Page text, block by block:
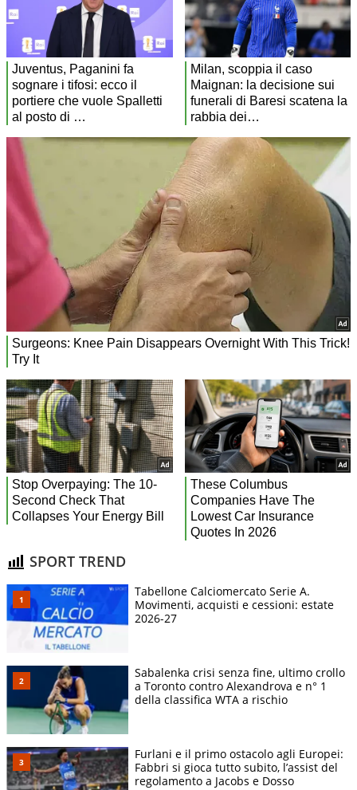
SPORT TREND
Tabellone Calciomercato Serie A.
Movimenti, acquisti e cessioni: estate
2026-27
Sabalenka crisi senza fine, ultimo crollo
a Toronto contro Alexandrova e n° 1
della classifica WTA a rischio
Furlani e il primo ostacolo agli Europei:
Fabbri si gioca tutto subito, l’assist del
regolamento a Jacobs e Dosso